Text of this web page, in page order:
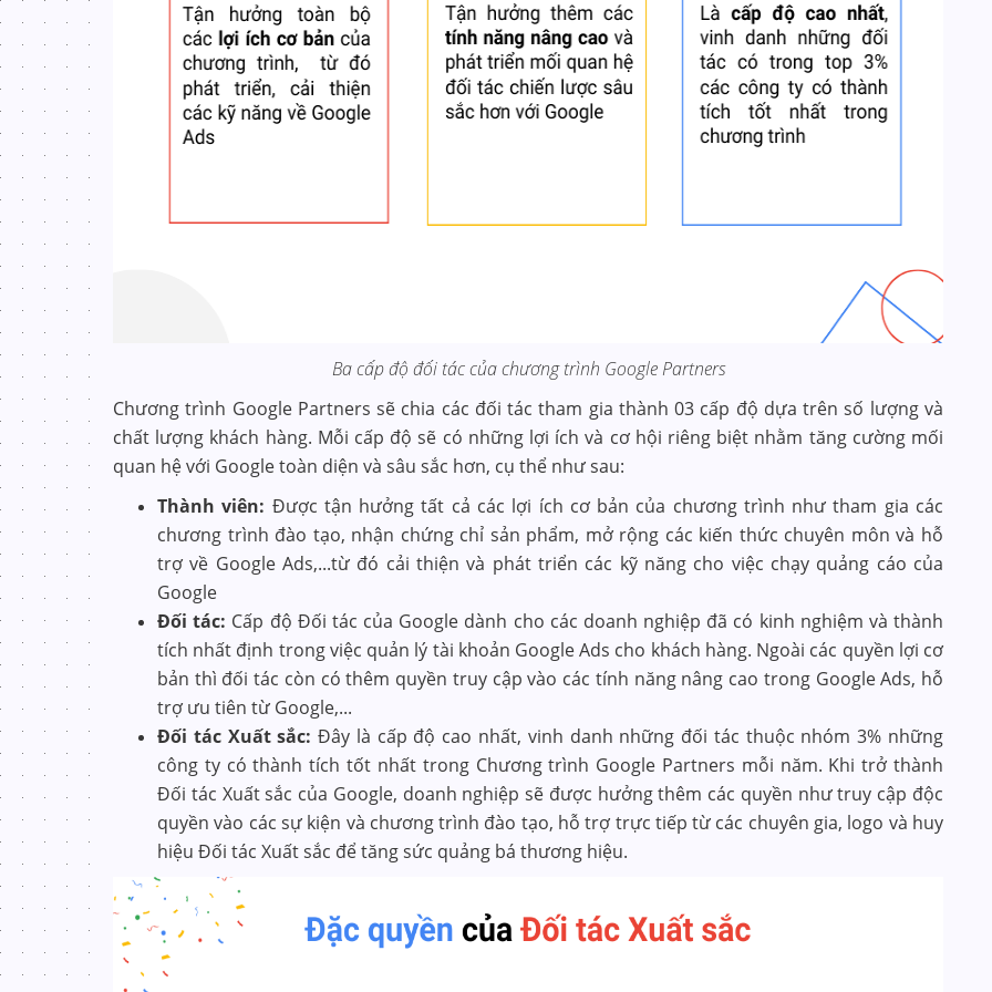
Ba cấp độ đối tác của chương trình Google Partners
Chương trình Google Partners sẽ chia các đối tác tham gia thành 03 cấp độ dựa trên số lượng và
chất lượng khách hàng. Mỗi cấp độ sẽ có những lợi ích và cơ hội riêng biệt nhằm tăng cường mối
quan hệ với Google toàn diện và sâu sắc hơn, cụ thể như sau:
Thành viên: Được tận hưởng tất cả các lợi ích cơ bản của chương trình như tham gia các
chương trình đào tạo, nhận chứng chỉ sản phẩm, mở rộng các kiến thức chuyên môn và hỗ
trợ về Google Ads,...từ đó cải thiện và phát triển các kỹ năng cho việc chạy quảng cáo của
Google
Đối tác: Cấp độ Đối tác của Google dành cho các doanh nghiệp đã có kinh nghiệm và thành
tích nhất định trong việc quản lý tài khoản Google Ads cho khách hàng. Ngoài các quyền lợi cơ
bản thì đối tác còn có thêm quyền truy cập vào các tính năng nâng cao trong Google Ads, hỗ
trợ ưu tiên từ Google,...
Đối tác Xuất sắc: Đây là cấp độ cao nhất, vinh danh những đối tác thuộc nhóm 3% những
công ty có thành tích tốt nhất trong Chương trình Google Partners mỗi năm. Khi trở thành
Đối tác Xuất sắc của Google, doanh nghiệp sẽ được hưởng thêm các quyền như truy cập độc
quyền vào các sự kiện và chương trình đào tạo, hỗ trợ trực tiếp từ các chuyên gia, logo và huy
hiệu Đối tác Xuất sắc để tăng sức quảng bá thương hiệu.